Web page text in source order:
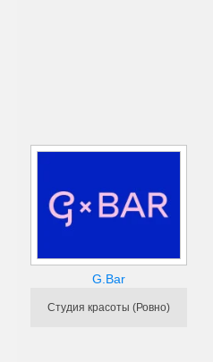
G.Bar
Студия красоты (Ровно)